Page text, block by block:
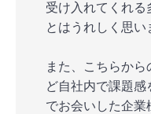
受け入れてくれる
とはうれしく思い
また、こちらから
ど自社内で課題
でお会いした企業